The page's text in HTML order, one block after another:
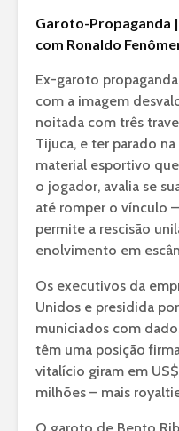
Garoto-Propaganda
com Ronaldo
Ex-garoto
com a imagem
noitada com três
Tijuca, e ter parado na
material esportivo
o jogador, avalia se
até romper o vínculo
permite a rescisão
enolvimento em
Os executivos da
Unidos e presidida
municiados com
têm uma posição
vitalício giram em
milhões – mais